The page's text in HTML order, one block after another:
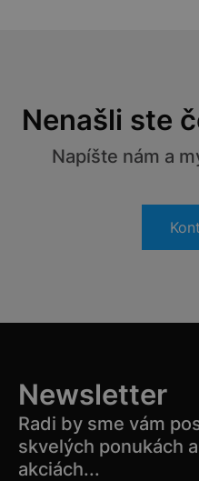
Nenašli ste
Napíšte nám a
Newsletter
Radi by sme vám
skvelých ponukách
akciách...